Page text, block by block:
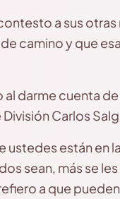
a sus
camino y que
darme cuenta
Carlos
ustedes están en
sean, más se
a que